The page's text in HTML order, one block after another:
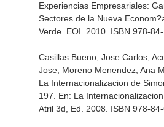
Experiencias Empresariales:
Sectores de la Nueva
Verde. EOI. 2010. ISBN 978-
Casillas Bueno, Jose Carlos,
Jose, Moreno Menendez, Ana
La Internacionalizacion de
197. En: La
Atril 3d, Ed. 2008. ISBN 978-